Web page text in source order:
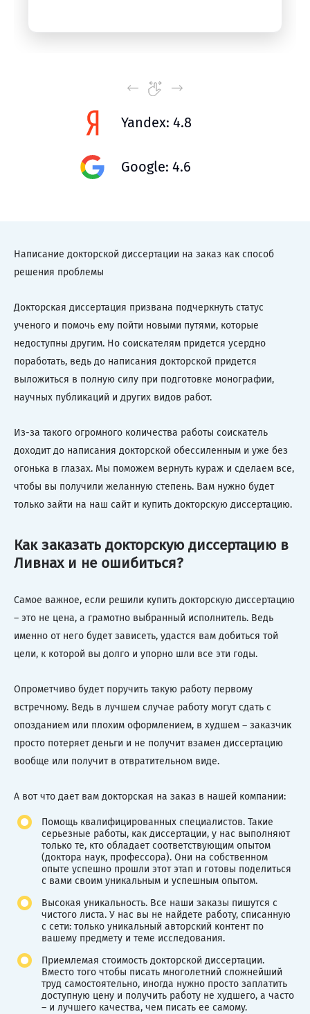
Yandex: 4.8
Google: 4.6
Написание докторской диссертации на заказ как способ
решения проблемы
Докторская диссертация призвана подчеркнуть статус
ученого и помочь ему пойти новыми путями, которые
недоступны другим. Но соискателям придется усердно
поработать, ведь до написания докторской придется
выложиться в полную силу при подготовке монографии,
научных публикаций и других видов работ.
Из-за такого огромного количества работы соискатель
доходит до написания докторской обессиленным и уже без
огонька в глазах. Мы поможем вернуть кураж и сделаем все,
чтобы вы получили желанную степень. Вам нужно будет
только зайти на наш сайт и купить докторскую диссертацию.
Как заказать докторскую диссертацию в
Ливнах и не ошибиться?
Самое важное, если решили купить докторскую диссертацию
– это не цена, а грамотно выбранный исполнитель. Ведь
именно от него будет зависеть, удастся вам добиться той
цели, к которой вы долго и упорно шли все эти годы.
Опрометчиво будет поручить такую работу первому
встречному. Ведь в лучшем случае работу могут сдать с
опозданием или плохим оформлением, в худшем – заказчик
просто потеряет деньги и не получит взамен диссертацию
вообще или получит в отвратительном виде.
А вот что дает вам докторская на заказ в нашей компании:
Помощь квалифицированных специалистов. Такие
серьезные работы, как диссертации, у нас выполняют
только те, кто обладает соответствующим опытом
(доктора наук, профессора). Они на собственном
опыте успешно прошли этот этап и готовы поделиться
с вами своим уникальным и успешным опытом.
Высокая уникальность. Все наши заказы пишутся с
чистого листа. У нас вы не найдете работу, списанную
с сети: только уникальный авторский контент по
вашему предмету и теме исследования.
Приемлемая стоимость докторской диссертации.
Вместо того чтобы писать многолетний сложнейший
труд самостоятельно, иногда нужно просто заплатить
доступную цену и получить работу не худшего, а часто
– и лучшего качества, чем писать ее самому.